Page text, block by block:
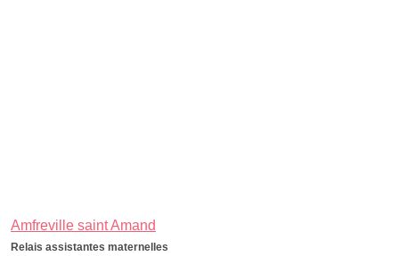
Amfreville saint Amand
Relais assistantes maternelles